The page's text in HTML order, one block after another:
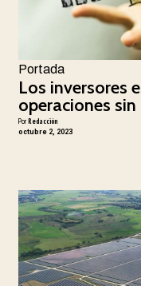
Portada
Los inversores
operaciones
PorRedacción
octubre 2, 2023